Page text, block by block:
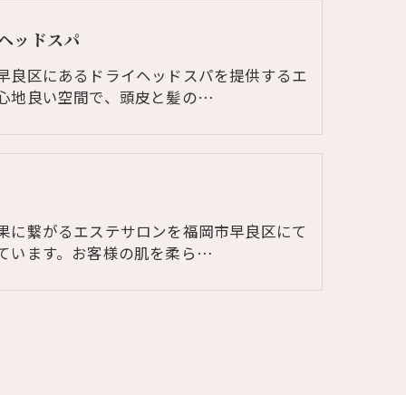
ッドスパ
良区にあるドライヘッドスパを提供するエ
地良い空間で、頭皮と髪の…
に繋がるエステサロンを福岡市早良区にて
います。お客様の肌を柔ら…